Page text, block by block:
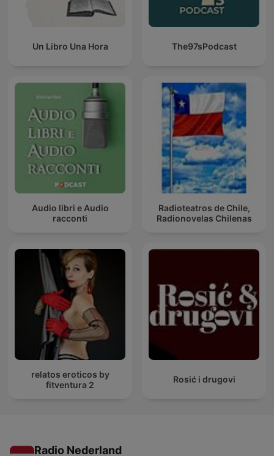
Un Libro Una Hora The97sPodcast
Audio libri e Audio
racconti
Radioteatros de Chile,
Radionovelas Chilenas
relatos eroticos by
fitventura 2
Rosić i drugovi
Radio Nederland